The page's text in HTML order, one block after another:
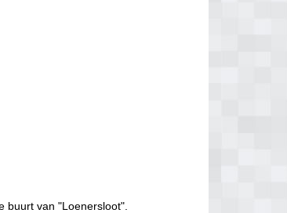
buurt van "Loenersloot".